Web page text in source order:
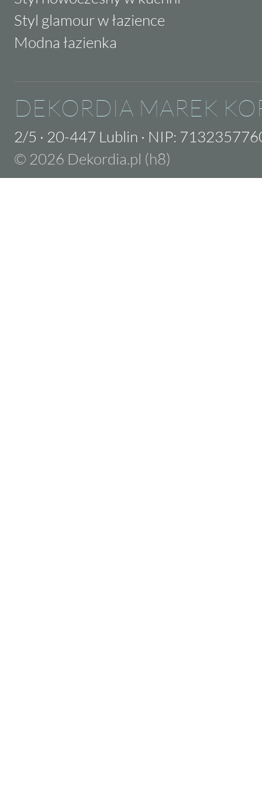
Styl glamour w łazience
Modna łazienka
DEKORDIA MAREK
2/5 · 20-447 Lublin · NIP:
© 2026 Dekordia.pl (h8)